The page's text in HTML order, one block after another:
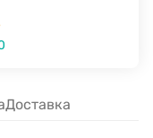
Доставка